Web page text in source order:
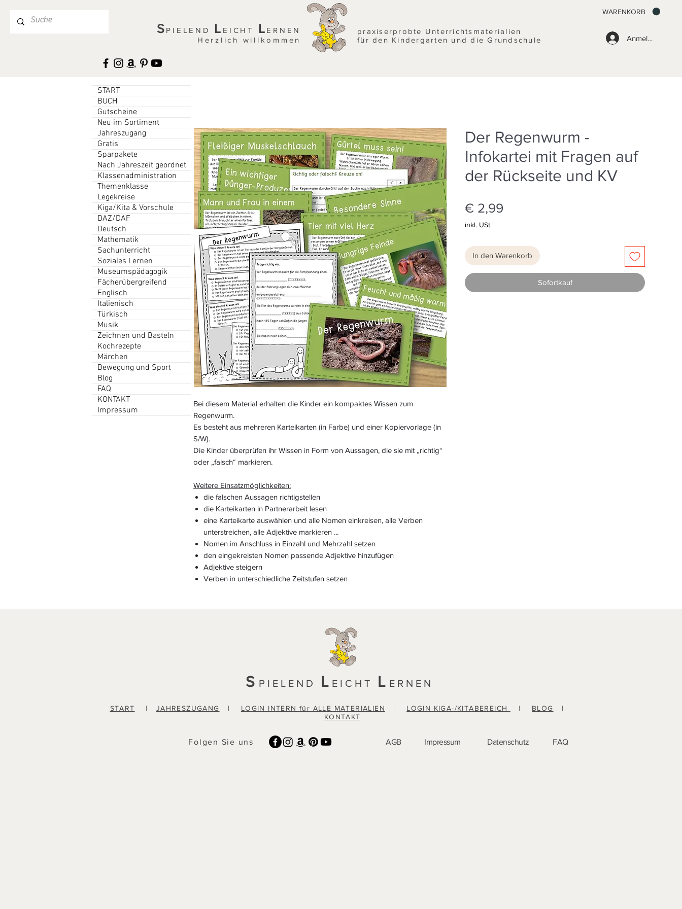
Anmelden
WARENKORB
S PIELEND L EICHT L ERNEN
Herzlich willkommen
praxiserprobte Unterrichtsmaterialien
für den Kindergarten und die Grundschule
Bei diesem Material erhalten die Kinder ein kompaktes Wissen zum
Regenwurm.
Es besteht aus mehreren Karteikarten (in Farbe) und einer Kopiervorlage (in
S/W).
Die Kinder überprüfen ihr Wissen in Form von Aussagen, die sie mit „richtig“
oder „falsch“ markieren.
Weitere Einsatzmöglichkeiten:
die falschen Aussagen richtigstellen
die Karteikarten in Partnerarbeit lesen
eine Karteikarte auswählen und alle Nomen einkreisen, alle Verben
unterstreichen, alle Adjektive markieren ...
Nomen im Anschluss in Einzahl und Mehrzahl setzen
den eingekreisten Nomen passende Adjektive hinzufügen
Adjektive steigern
Verben in unterschiedliche Zeitstufen setzen
Der Regenwurm -
Infokartei mit Fragen auf
der Rückseite und KV
€ 2,99
inkl. USt
In den Warenkorb
Sofortkauf
START
BUCH
Gutscheine
Neu im Sortiment
Jahreszugang
Gratis
Sparpakete
Nach Jahreszeit geordnet
Klassenadministration
Themenklasse
Legekreise
Kiga/Kita & Vorschule
DAZ/DAF
Deutsch
Mathematik
Sachunterricht
Soziales Lernen
Museumspädagogik
Fächerübergreifend
Englisch
Italienisch
Türkisch
Musik
Zeichnen und Basteln
Kochrezepte
Märchen
Bewegung und Sport
Blog
FAQ
KONTAKT
Impressum
S PIELEND L EICHT L ERNEN
START | JAHRESZUGANG | LOGIN INTERN für ALLE MATERIALIEN | LOGIN KIGA-/KITABEREICH | BLOG
|
KONTAKT
Folgen Sie uns AGB Impressum Datenschutz FAQ